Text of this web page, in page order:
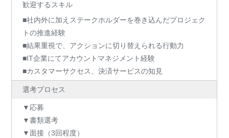
歓迎するスキル
■社内外に加えステークホルダーを巻き込んだプロジェク
トの推進経験
■結果重視で、アクションに切り替えられる行動力
■IT企業にてアカウントマネジメント経験
■カスタマーサクセス、決済サービスの知見
選考プロセス
▼応募
▼書類選考
▼面接（3回程度）